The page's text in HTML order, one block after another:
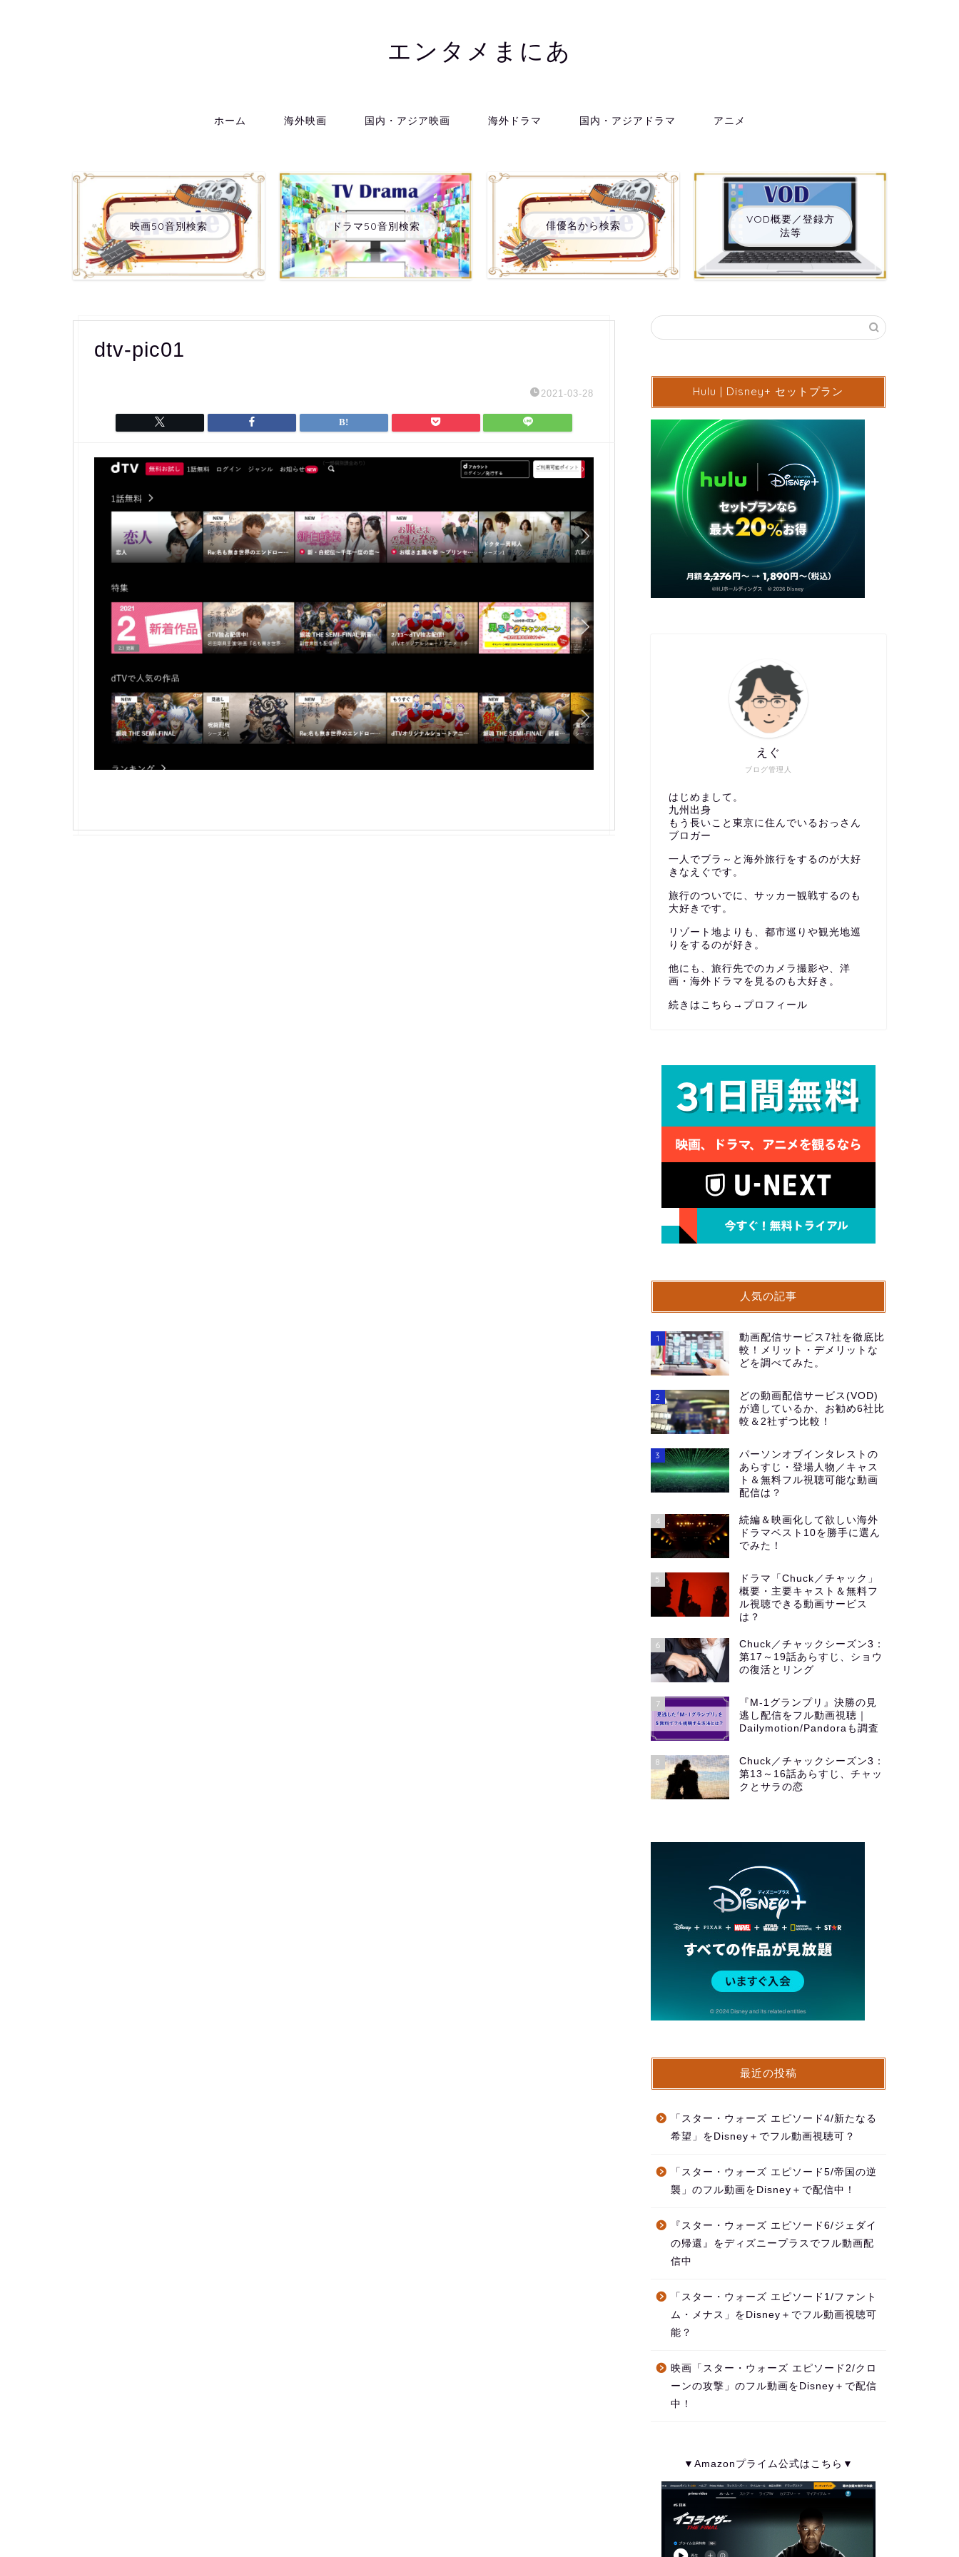
エンタメまにあ
ホーム 海外映画 国内・アジア映画 海外ドラマ 国内・アジアドラマ アニメ
映画50音別検索 ドラマ50音別検索 俳優名から検索
VOD概要／登録方
法等
dtv-pic01
2021-03-28 Hulu | Disney+ セットプラン
ブログ管理人
えぐ
はじめまして。
九州出身
もう長いこと東京に住んでいるおっさん
ブロガー
一人でブラ～と海外旅行をするのが大好
きなえぐです。
旅行のついでに、サッカー観戦するのも
大好きです。
リゾート地よりも、都市巡りや観光地巡
りをするのが好き。
他にも、旅行先でのカメラ撮影や、洋
画・海外ドラマを見るのも大好き。
続きはこちら→ プロフィール
人気の記事
1
動画配信サービス7社を徹底比
較！メリット・デメリットな
どを調べてみた。
2
どの動画配信サービス(VOD)
が適しているか、お勧め6社比
較＆2社ずつ比較！
3
パーソンオブインタレストの
あらすじ・登場人物／キャス
ト＆無料フル視聴可能な動画
配信は？
4
続編＆映画化して欲しい海外
ドラマベスト10を勝手に選ん
でみた！
5
ドラマ「Chuck／チャック」
概要・主要キャスト＆無料フ
ル視聴できる動画サービス
は？
6
Chuck／チャックシーズン3：
第17～19話あらすじ、ショウ
の復活とリング
7
『M-1グランプリ』決勝の見
逃し配信をフル動画視聴｜
Dailymotion/Pandoraも調査
8
Chuck／チャックシーズン3：
第13～16話あらすじ、チャッ
クとサラの恋
最近の投稿
「スター・ウォーズ エピソード4/新たなる
希望」をDisney＋でフル動画視聴可？
「スター・ウォーズ エピソード5/帝国の逆
襲」のフル動画をDisney＋で配信中！
『スター・ウォーズ エピソード6/ジェダイ
の帰還』をディズニープラスでフル動画配
信中
「スター・ウォーズ エピソード1/ファント
ム・メナス」をDisney＋でフル動画視聴可
能？
映画「スター・ウォーズ エピソード2/クロ
ーンの攻撃」のフル動画をDisney＋で配信
中！
▼Amazonプライム公式はこちら▼